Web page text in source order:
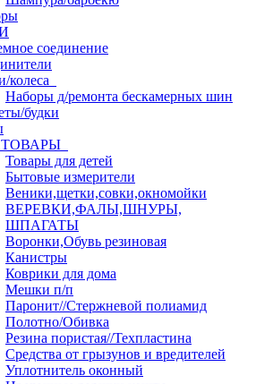
соединение
колеса
Наборы д/ремонта бескамерных шин
будки
Товары для детей
Бытовые измерители
Веники,щетки,совки,окномойки
ВЕРЕВКИ,ФАЛЫ,ШНУРЫ,
ШПАГАТЫ
Воронки,Обувь резиновая
Канистры
Коврики для дома
Мешки п/п
Паронит//Стержневой полиамид
Полотно/Обивка
Резина пористая//Техпластина
Средства от грызунов и вредителей
Уплотнитель оконный